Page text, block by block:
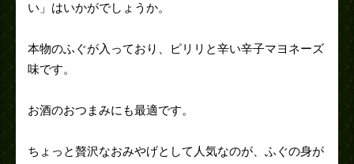
い」はいかがでしょうか。
本物のふぐが入っており、ピリリと辛い辛子マヨネーズ
味です。
お酒のおつまみにも最適です。
ちょっと贅沢なおみやげとして人気なのが、ふぐの身が